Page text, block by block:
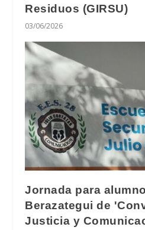
Residuos (GIRSU)
03/06/2026
Jornada para
Berazategui de
Justicia y